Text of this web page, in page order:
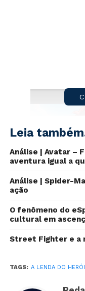
A
Leia
Análise | Avatar –
aventura igual a
Análise | Spider-
ação
O fenômeno do
cultural em
Street Fighter e a
TAGS: A LENDA DO HERÓI